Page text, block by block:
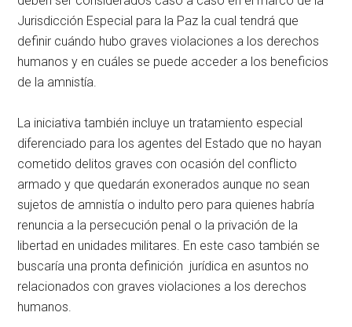
Jurisdicción Especial para la Paz la cual tendrá que
definir cuándo hubo graves violaciones a los derechos
humanos y en cuáles se puede acceder a los beneficios
de la amnistía.
La iniciativa también incluye un tratamiento especial
diferenciado para los agentes del Estado que no hayan
cometido delitos graves con ocasión del conflicto
armado y que quedarán exonerados aunque no sean
sujetos de amnistía o indulto pero para quienes habría
renuncia a la persecución penal o la privación de la
libertad en unidades militares. En este caso también se
buscaría una pronta definición jurídica en asuntos no
relacionados con graves violaciones a los derechos
humanos.